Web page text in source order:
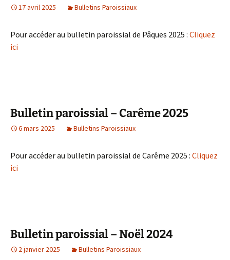
17 avril 2025 Bulletins Paroissiaux
Pour accéder au bulletin paroissial de Pâques 2025 : Cliquez
ici
Bulletin paroissial – Carême 2025
6 mars 2025 Bulletins Paroissiaux
Pour accéder au bulletin paroissial de Carême 2025 : Cliquez
ici
Bulletin paroissial – Noël 2024
2 janvier 2025 Bulletins Paroissiaux